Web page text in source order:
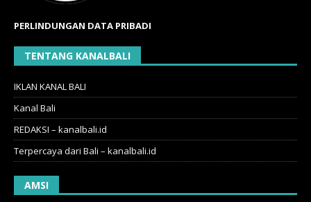
PERLINDUNGAN DATA PRIBADI
TENTANG KANALBALI
IKLAN KANAL BALI
Kanal Bali
REDAKSI – kanalbali.id
Terpercaya dari Bali – kanalbali.id
AMSI